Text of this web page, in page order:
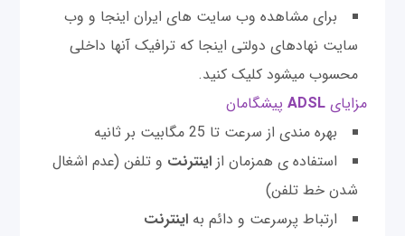
برای مشاهده وب سایت های ایران اینجا و وب
سایت نهادهای دولتی اینجا که ترافیک آنها داخلی
محسوب میشود کلیک کنید.
مزایایADSL پیشگامان
بهره مندی از سرعت تا 25 مگابیت بر ثانیه
استفاده ی همزمان ازاینترنت و تلفن (عدم اشغال
شدن خط تلفن)
ارتباط پرسرعت و دائم به اینترنت